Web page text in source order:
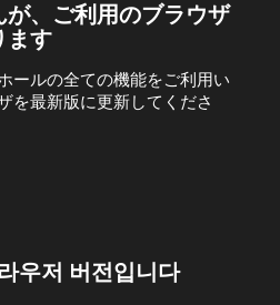
、ご利用のブラウザ
ます
ールの全ての機能をご利用い
を最新版に更新してくださ
우저 버전입니다